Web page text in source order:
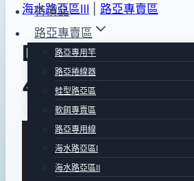
特價品
路亞專賣區
路亞專用竿
路亞捲線器
蛙型路亞區
軟餌專賣區
路亞專用線
海水路亞區Ⅰ
海水路亞區Ⅱ
海水路亞區Ⅲ 路亞專賣區
DUO Tetra
42(竹莢魚)